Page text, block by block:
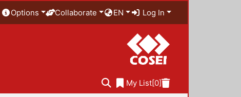
Options Collaborate EN Log In
My List[0]